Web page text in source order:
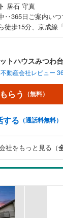
居石 守真
‥365日ご案内い
徒歩15分、京成線
ターキッチン■たく
事のしやすい水回
す■2部屋から出入
ルコニー■玄関がす
ヨーカドーまで徒
顔のために。・*
探しの、心強いパ
軽にお問合せ下さ
トハウスみつわ
不動産会社レビュー
らう （無料）
する （通話料無料）
社をもっと見る（